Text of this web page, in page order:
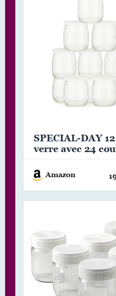
SPECIAL-DAY
verre avec 24
bebe –
(thermomix
conservation
Amazon